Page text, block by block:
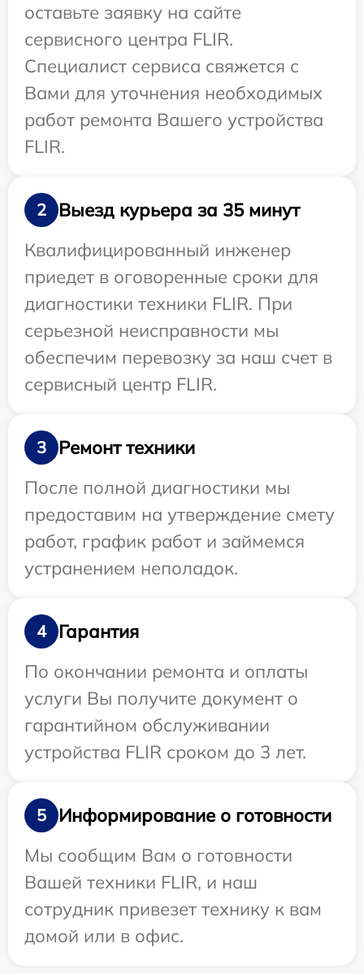
оставьте заявку на сайте
сервисного центра FLIR.
Специалист сервиса свяжется с
Вами для уточнения необходимых
работ ремонта Вашего устройства
FLIR.
2
Выезд курьера за 35 минут
Квалифицированный инженер
приедет в оговоренные сроки для
диагностики техники FLIR. При
серьезной неисправности мы
обеспечим перевозку за наш счет в
сервисный центр FLIR.
3
Ремонт техники
После полной диагностики мы
предоставим на утверждение смету
работ, график работ и займемся
устранением неполадок.
4
Гарантия
По окончании ремонта и оплаты
услуги Вы получите документ о
гарантийном обслуживании
устройства FLIR сроком до 3 лет.
5
Информирование о готовности
Мы сообщим Вам о готовности
Вашей техники FLIR, и наш
сотрудник привезет технику к вам
домой или в офис.